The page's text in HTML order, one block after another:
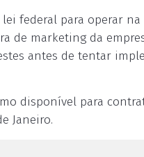
federal para operar
de marketing da
antes de tentar
disponível para
Janeiro.